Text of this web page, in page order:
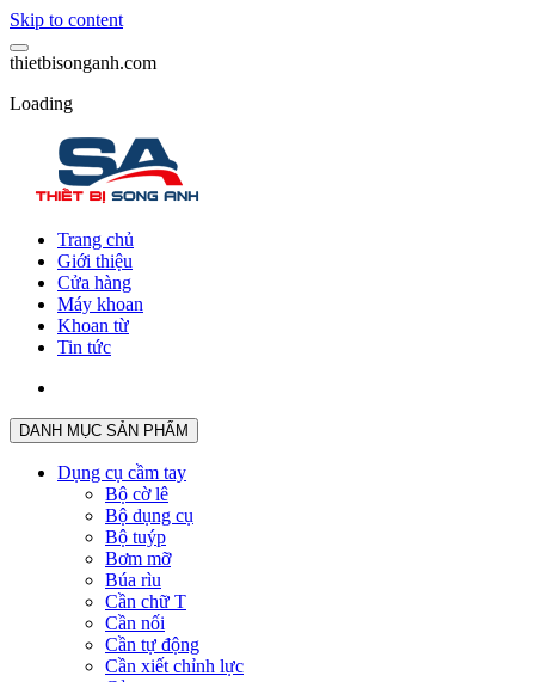
Skip to content
thietbisonganh.com
Loading
Trang chủ
Giới thiệu
Cửa hàng
Máy khoan
Khoan từ
Tin tức
DANH MỤC SẢN PHẨM
Dụng cụ cầm tay
Bộ cờ lê
Bộ dụng cụ
Bộ tuýp
Bơm mỡ
Búa rìu
Cần chữ T
Cần nối
Cần tự động
Cần xiết chỉnh lực